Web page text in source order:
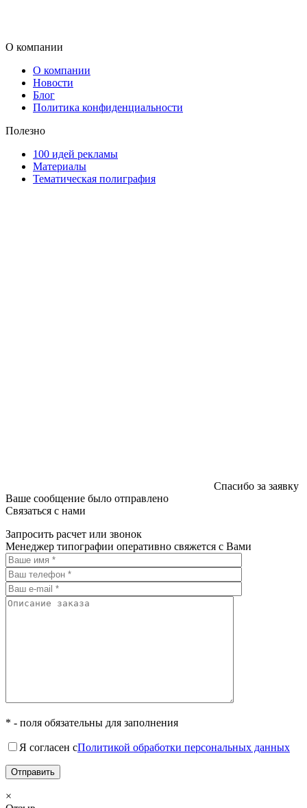
О компании
О компании
Новости
Блог
Политика конфиденциальности
Полезно
100 идей рекламы
Материалы
Тематическая полиграфия
Спасибо за заявку
Ваше сообщение было отправлено
Связаться с нами
Запросить расчет или звонок
Менеджер типографии оперативно свяжется с Вами
* - поля обязательны для заполнения
Я согласен сПолитикой обработки персональных данных
×